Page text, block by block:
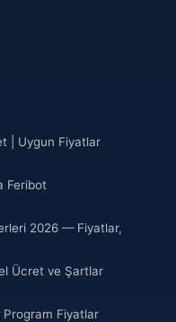
| Uygun Fiyatlar
Feribot
2026 — Fiyatlar,
Ücret ve Şartlar
Program Fiyatlar